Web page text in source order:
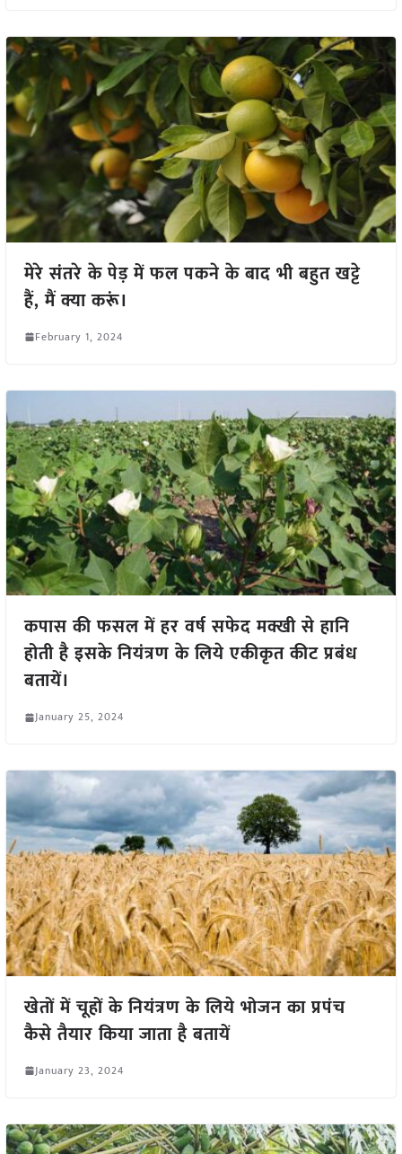
मेरे संतरे के पेड़ में फल पकने के बाद भी बहुत खट्टे
हैं, मैं क्या करूं।
February 1, 2024
कपास की फसल में हर वर्ष सफेद मक्खी से हानि
होती है इसके नियंत्रण के लिये एकीकृत कीट प्रबंध
बतायें।
January 25, 2024
खेतों में चूहों के नियंत्रण के लिये भोजन का प्रपंच
कैसे तैयार किया जाता है बतायें
January 23, 2024